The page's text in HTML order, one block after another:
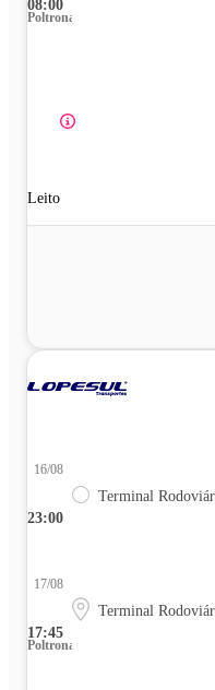
08:00
Poltrona
Leito
23:00
16/08
Terminal
17:45
17/08
Terminal
Poltrona